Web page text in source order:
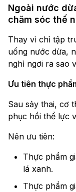
Ngoài nước
chăm sóc thế
Thay vì chỉ tập
uống nước dừa,
nghỉ ngơi ra sao
Ưu tiên thực
Sau sảy thai, cơ
phục hồi thể lực
Nên ưu tiên:
Thực phẩm
lá xanh.
Thực phẩm